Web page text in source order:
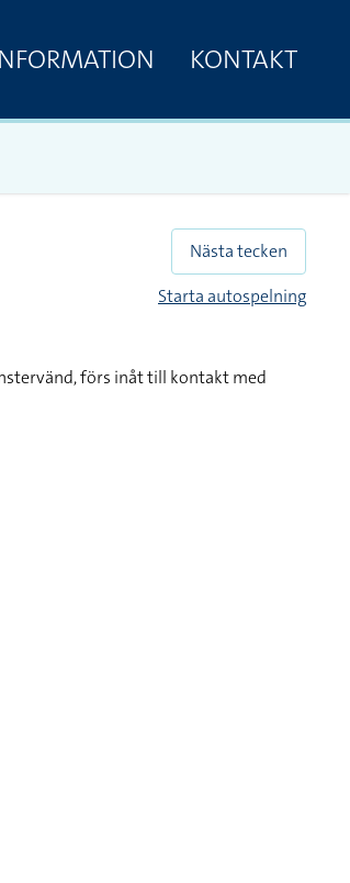
KONTAKT
Nästa tecken
Starta autospelning
förs inåt till kontakt med